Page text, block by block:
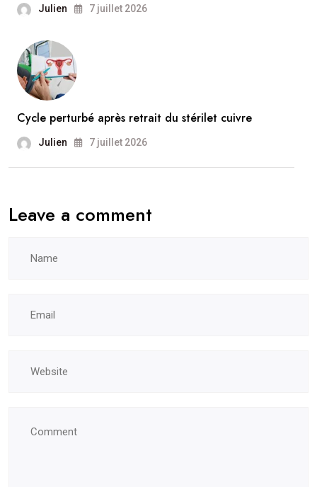
Julien 7 juillet 2026
Cycle perturbé après retrait du stérilet cuivre
Julien 7 juillet 2026
Leave a comment